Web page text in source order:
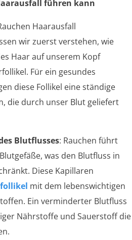
führen kann
Haarausfall
wir zuerst verstehen, wie
Haar auf unserem Kopf
Für ein gesundes
diese Follikel eine ständige
die durch unser Blut geliefert
Blutflusses: Rauchen führt
was den Blutfluss in
Diese Kapillaren
mit dem lebenswichtigen
Ein verminderter Blutfluss
Nährstoffe und Sauerstoff die